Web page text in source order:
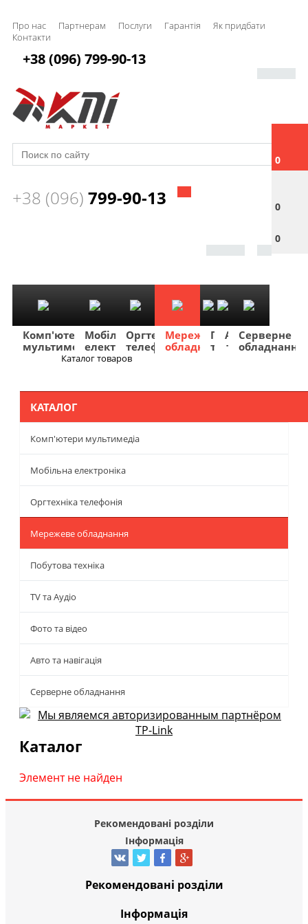
Про нас Партнерам Послуги Гарантія
Як придбати
Контакти
0
0
0
+38 (096) 799-90-13
+38 (096) 799-90-13
Комп'ютери
мультимедіа
Мобільна
електроніка
Оргтехніка
телефонія
Мережеве
обладнання
Побутова
техніка
TV
та
Фото
та
Авто
та
Серверне
обладнання
Каталог товаров
КАТАЛОГ
Комп'ютери мультимедіа
Мобільна електроніка
Оргтехніка телефонія
Мережеве обладнання
Побутова техніка
TV та Аудіо
Фото та відео
Авто та навігація
Серверне обладнання
Каталог
Элемент не найден
Рекомендовані розділи
Інформація
Рекомендовані розділи
Інформація